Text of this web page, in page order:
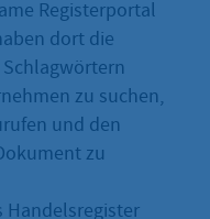
Registerportal
dort die
zu suchen,
und den
zu
Handelsregister